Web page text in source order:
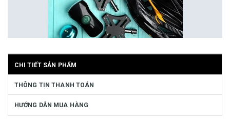
CHI TIẾT SẢN PHẨM
THÔNG TIN THANH TOÁN
HƯỚNG DẪN MUA HÀNG